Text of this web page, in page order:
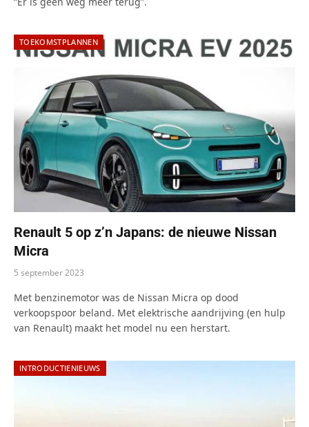
TOEKOMSTPLANNEN
Renault 5 op z’n Japans: de nieuwe Nissan
Micra
5 september 2023
Met benzinemotor was de Nissan Micra op dood
verkoopspoor beland. Met elektrische aandrijving (en hulp
van Renault) maakt het model nu een herstart.
INTRODUCTIENIEUWS